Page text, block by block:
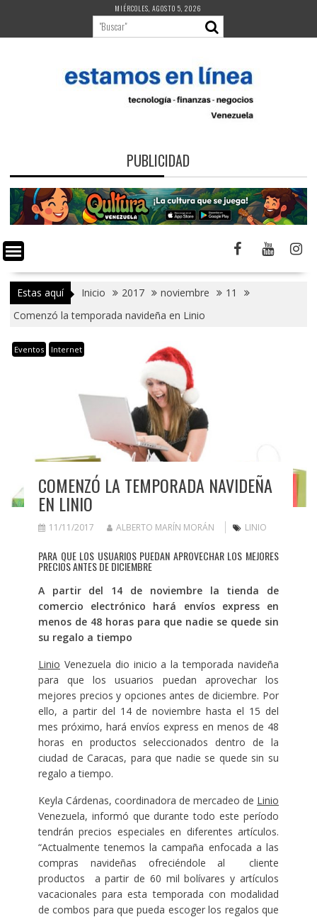
contenido
MIÉRCOLES, AGOSTO 5, 2026
PUBLICIDAD
Estas aquí Inicio 2017 noviembre
11
Comenzó la temporada navideña en Linio
Eventos Internet
COMENZÓ LA TEMPORADA NAVIDEÑA
EN LINIO
11/11/2017 ALBERTO MARÍN MORÁN LINIO
PARA QUE LOS USUARIOS PUEDAN APROVECHAR LOS MEJORES
PRECIOS ANTES DE DICIEMBRE
A partir del 14 de noviembre la tienda de
comercio electrónico hará envíos express en
menos de 48 horas para que nadie se quede sin
su regalo a tiempo
Linio Venezuela dio inicio a la temporada navideña
para que los usuarios puedan aprovechar los
mejores precios y opciones antes de diciembre. Por
ello, a partir del 14 de noviembre hasta el 15 del
mes próximo, hará envíos express en menos de 48
horas en productos seleccionados dentro de la
ciudad de Caracas, para que nadie se quede sin su
regalo a tiempo.
Keyla Cárdenas, coordinadora de mercadeo de Linio
Venezuela, informó que durante todo este período
tendrán precios especiales en diferentes artículos.
“Actualmente tenemos la campaña enfocada a las
compras navideñas ofreciéndole al cliente
productos a partir de 60 mil bolívares y artículos
vacacionales para esta temporada con modalidad
de combos para que pueda escoger los regalos que